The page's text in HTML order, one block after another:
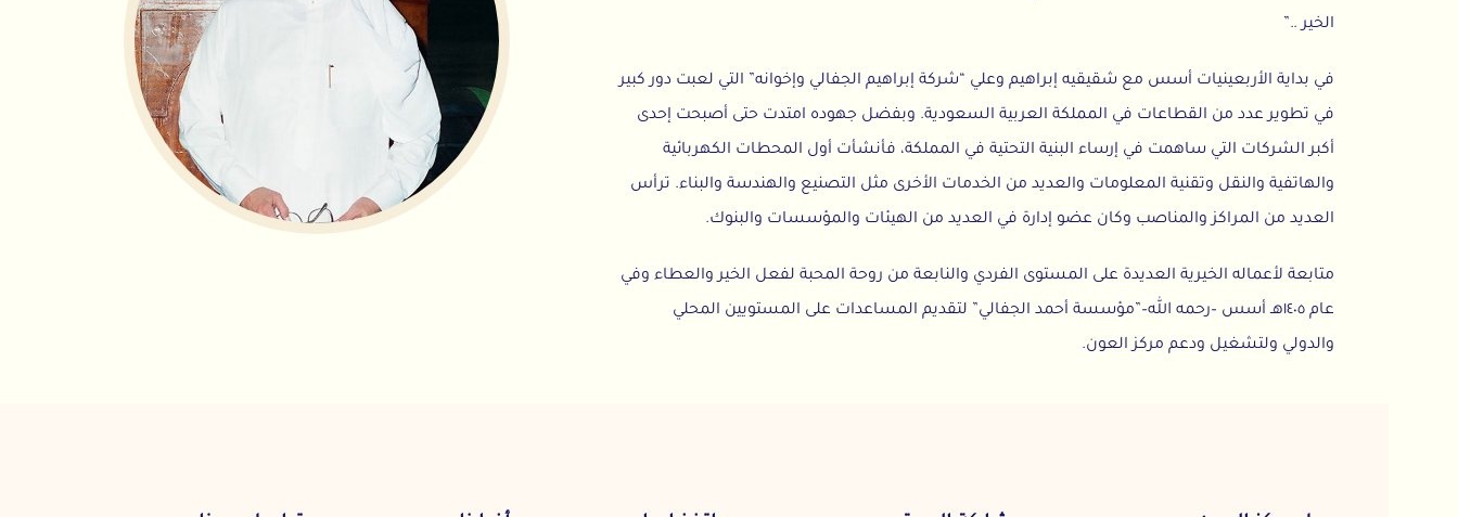
في بداية الأربعينيات أسس مع شقيقيه إبراهيم وعلي “شركة إبراهيم الجفالي وإخوانه” التي لعبت دور كبير
في تطوير عدد من القطاعات في المملكة العربية السعودية. وبفضل جهوده امتدت حتى أصبحت إحدى
أكبر الشركات التي ساهمت في إرساء البنية التحتية في المملكة، فأنشأت أول المحطات الكهربائية
والهاتفية والنقل وتقنية المعلومات والعديد من الخدمات الأخرى مثل التصنيع والهندسة والبناء. ترأس
العديد من المراكز والمناصب وكان عضو إدارة في العديد من الهيئات والمؤسسات والبنوك.
متابعة لأعماله الخيرية العديدة على المستوى الفردي والنابعة من روحة المحبة لفعل الخير والعطاء وفي
عام ١٤٠٥هـ أسس –رحمه الله–”مؤسسة أحمد الجفالي” لتقديم المساعدات على المستويين المحلي
والدولي ولتشغيل ودعم مركز العون.